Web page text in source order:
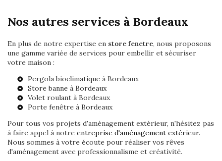
Nos autres services à Bordeaux
En plus de notre expertise en store fenetre, nous proposons
une gamme variée de services pour embellir et sécuriser
votre maison :
Pergola bioclimatique à Bordeaux
Store banne à Bordeaux
Volet roulant à Bordeaux
Porte fenêtre à Bordeaux
Pour tous vos projets d'aménagement extérieur, n'hésitez pas
à faire appel à notre entreprise d'aménagement extérieur.
Nous sommes à votre écoute pour réaliser vos rêves
d'aménagement avec professionnalisme et créativité.